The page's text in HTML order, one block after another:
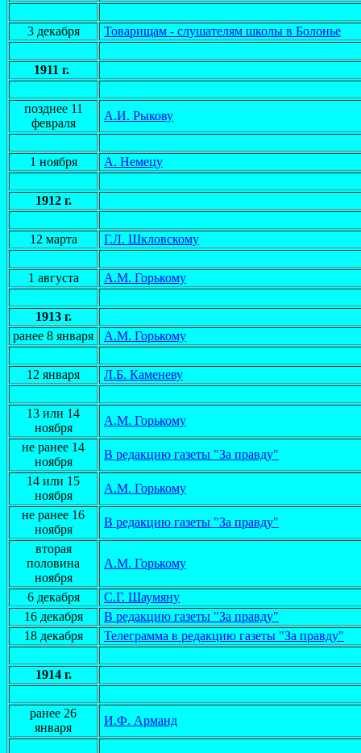
3 декабря Товарищам - слушателям школы в Болонье
1911 г.
позднее 11
февраля
А.И. Рыкову
1 ноября А. Немецу
1912 г.
12 марта Г.Л. Шкловскому
1 августа А.М. Горькому
1913 г.
ранее 8 января
А.М. Горькому
12 января Л.Б. Каменеву
13 или 14
ноября
А.М. Горькому
не ранее 14
ноября
В редакцию газеты "За правду"
14 или 15
ноября
А.М. Горькому
не ранее 16
ноября
В редакцию газеты "За правду"
вторая
половина
ноября
А.М. Горькому
6 декабря
С.Г. Шаумяну
16 декабря
В редакцию газеты "За правду"
18 декабря
Телеграмма в редакцию газеты "За правду"
1914 г.
ранее 26
января
И.Ф. Арманд